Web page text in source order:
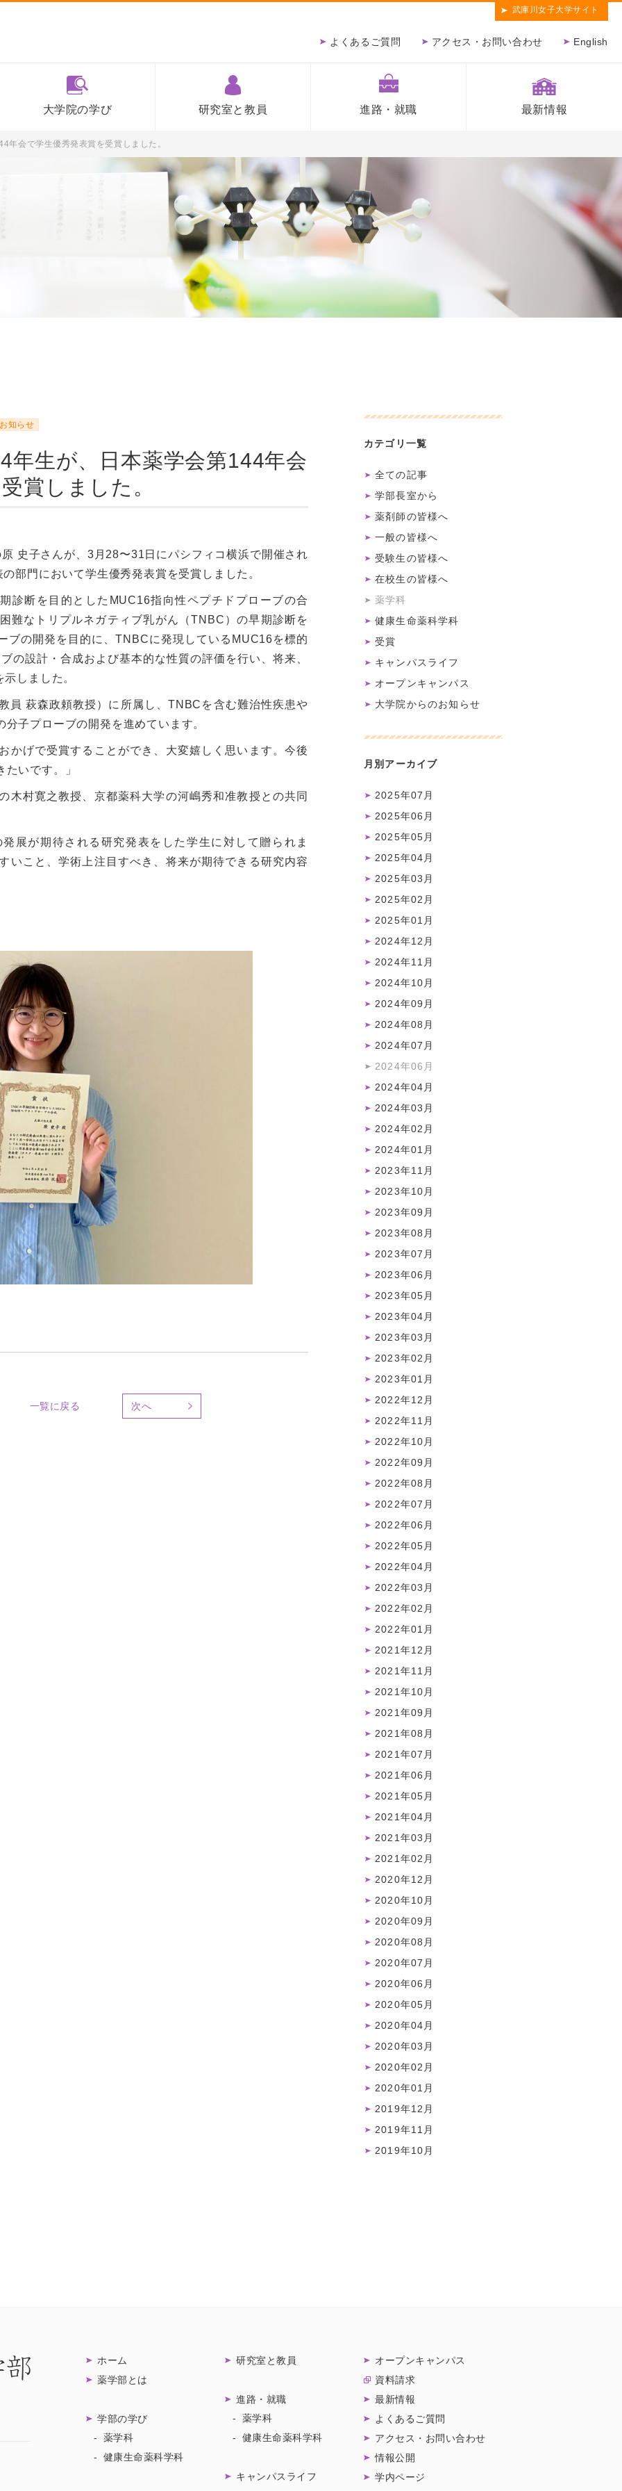
よくあるご質問 アクセス・お問い合わせ English
武庫川女子大学サイト
大学院の学び 研究室と教員 進路・就職 最新情報
年会で学生優秀発表賞を受賞しました。
知らせ
年生が、日本薬学会第144年会
賞しました。
史子さんが、3月28〜31日にパシフィコ横浜で開催され
部門において学生優秀発表賞を受賞しました。
診断を目的としたMUC16指向性ペプチドプローブの合
難なトリプルネガティブ乳がん（TNBC）の早期診断を
ブの開発を目的に、TNBCに発現しているMUC16を標的
の設計・合成および基本的な性質の評価を行い、将来、
しました。
員 萩森政頼教授）に所属し、TNBCを含む難治性疾患や
子プローブの開発を進めています。
かげで受賞することができ、大変嬉しく思います。今後
いです。」
木村寛之教授、京都薬科大学の河嶋秀和准教授との共同
展が期待される研究発表をした学生に対して贈られま
いこと、学術上注目すべき、将来が期待できる研究内容
一覧に戻る 次へ
カテゴリ一覧
全ての記事
学部長室から
薬剤師の皆様へ
一般の皆様へ
受験生の皆様へ
在校生の皆様へ
薬学科
健康生命薬科学科
受賞
キャンパスライフ
オープンキャンパス
大学院からのお知らせ
月別アーカイブ
2025年07月
2025年06月
2025年05月
2025年04月
2025年03月
2025年02月
2025年01月
2024年12月
2024年11月
2024年10月
2024年09月
2024年08月
2024年07月
2024年06月
2024年04月
2024年03月
2024年02月
2024年01月
2023年11月
2023年10月
2023年09月
2023年08月
2023年07月
2023年06月
2023年05月
2023年04月
2023年03月
2023年02月
2023年01月
2022年12月
2022年11月
2022年10月
2022年09月
2022年08月
2022年07月
2022年06月
2022年05月
2022年04月
2022年03月
2022年02月
2022年01月
2021年12月
2021年11月
2021年10月
2021年09月
2021年08月
2021年07月
2021年06月
2021年05月
2021年04月
2021年03月
2021年02月
2020年12月
2020年10月
2020年09月
2020年08月
2020年07月
2020年06月
2020年05月
2020年04月
2020年03月
2020年02月
2020年01月
2019年12月
2019年11月
2019年10月
ホーム
薬学部とは
学部の学び
薬学科
健康生命薬科学科
研究室と教員
進路・就職
薬学科
健康生命薬科学科
キャンパスライフ
オープンキャンパス
資料請求
最新情報
よくあるご質問
アクセス・お問い合わせ
情報公開
学内ページ